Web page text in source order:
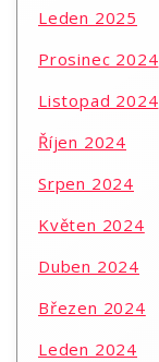
Leden 2025
Prosinec 2024
Listopad 2024
Říjen 2024
Srpen 2024
Květen 2024
Duben 2024
Březen 2024
Leden 2024